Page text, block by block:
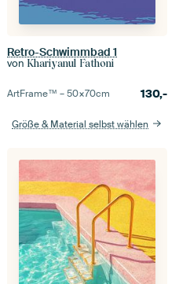
Retro-Schwimmbad 1
von Khariyanul Fathoni
ArtFrame™ –50×70cm 130,-
Größe & Material selbst wählen